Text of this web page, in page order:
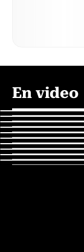
En video